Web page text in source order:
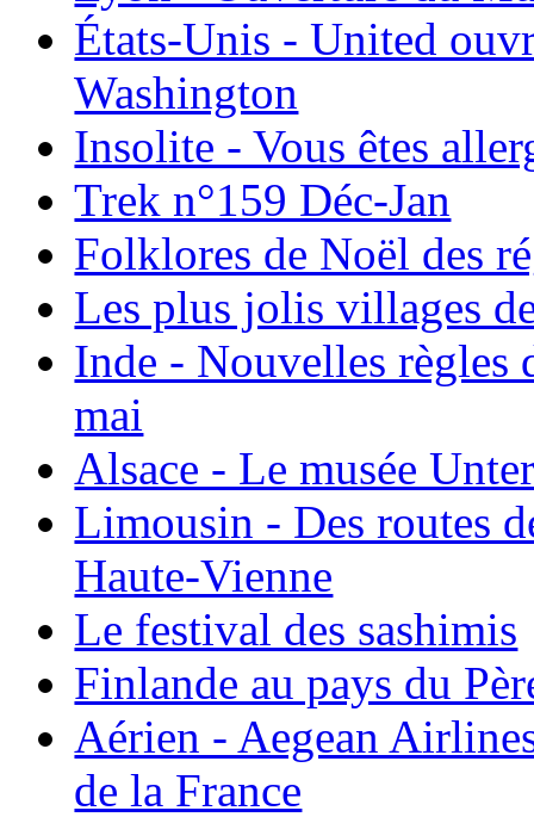
États-Unis - United
Washington
Insolite - Vous êtes
Trek n°159 Déc-Jan
Folklores de Noël des
Les plus jolis villages
Inde - Nouvelles règles
mai
Alsace - Le musée
Limousin - Des routes
Haute-Vienne
Le festival des sashimis
Finlande au pays du
Aérien - Aegean
de la France